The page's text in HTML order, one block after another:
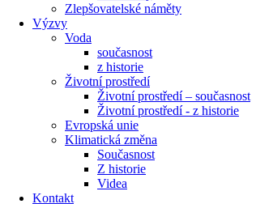
Zlepšovatelské náměty
Výzvy
Voda
současnost
z historie
Životní prostředí
Životní prostředí – současnost
Životní prostředí ​- z historie
Evropská unie
Klimatická změna
Současnost
Z historie
Videa
Kontakt